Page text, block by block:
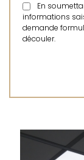
En
informations
demande
découler.